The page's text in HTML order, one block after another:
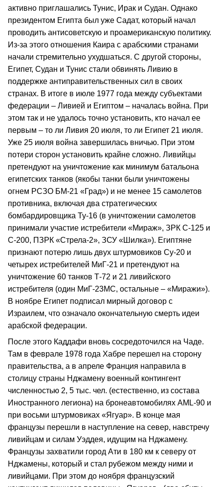
активно приглашались Тунис, Ирак и Судан. Однако
президентом Египта был уже Садат, который начал
проводить антисоветскую и проамериканскую политику.
Из‑за этого отношения Каира с арабскими странами
начали стремительно ухудшаться. С другой стороны,
Египет, Судан и Тунис стали обвинять Ливию в
поддержке антиправительственных сил в своих
странах. В итоге в июле 1977 года между субъектами
федерации – Ливией и Египтом – началась война. При
этом так и не удалось точно установить, кто начал ее
первым – то ли Ливия 20 июля, то ли Египет 21 июля.
Уже 25 июля война завершилась вничью. При этом
потери сторон установить крайне сложно. Ливийцы
претендуют на уничтожение как минимум батальона
египетских танков (якобы танки были уничтожены
огнем РСЗО БМ‑21 «Град») и не менее 15 самолетов
противника, включая два стратегических
бомбардировщика Ту‑16 (в уничтожении самолетов
принимали участие истребители «Мираж», ЗРК С‑125 и
С‑200, ПЗРК «Стрела‑2», ЗСУ «Шилка»). Египтяне
признают потерю лишь двух штурмовиков Су‑20 и
четырех истребителей МиГ‑21 и претендуют на
уничтожение 60 танков Т‑72 и 21 ливийского
истребителя (один МиГ‑23МС, остальные – «Миражи»).
В ноябре Египет подписал мирный договор с
Израилем, что означало окончательную смерть идеи
арабской федерации.
После этого Каддафи вновь сосредоточился на Чаде.
Там в феврале 1978 года Хабре перешел на сторону
правительства, а в апреле Франция направила в
столицу страны Нджамену военный контингент
численностью 2, 5 тыс. чел. (естественно, из состава
Иностранного легиона) на бронеавтомобилях AML‑90 и
при восьми штурмовиках «Ягуар». В конце мая
французы перешли в наступление на север, навстречу
ливийцам и силам Уэддея, идущим на Нджамену.
Французы захватили город Ати в 180 км к северу от
Нджамены, который и стал рубежом между ними и
ливийцами. При этом до ноября французский